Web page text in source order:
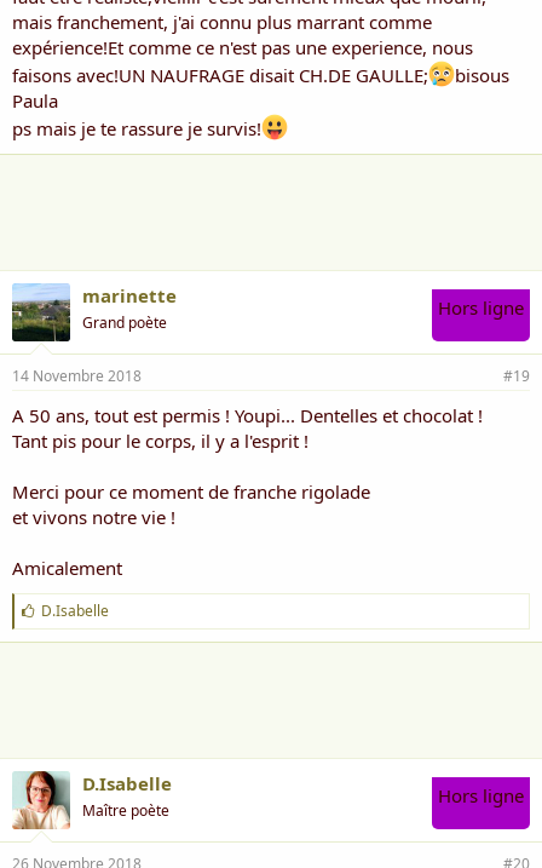
mais franchement, j'ai connu plus marrant comme
expérience!Et comme ce n'est pas une experience, nous
faisons avec!UN NAUFRAGE disait CH.DE GAULLE;
bisous
Paula
ps mais je te rassure je survis!
marinette
Grand poète
Hors ligne
14 Novembre 2018 #19
A 50 ans, tout est permis ! Youpi... Dentelles et chocolat !
Tant pis pour le corps, il y a l'esprit !
Merci pour ce moment de franche rigolade
et vivons notre vie !
Amicalement
J
'
a
D.Isabelle
D.Isabelle
Maître poète
Hors ligne